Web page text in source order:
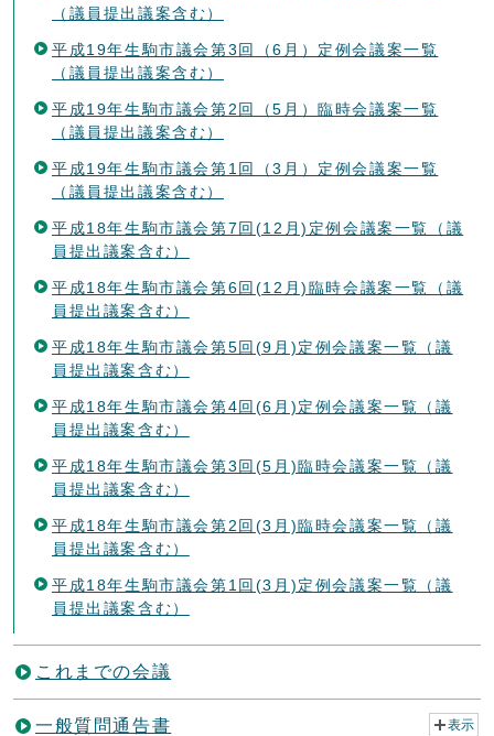
（議員提出議案含む）
平成19年生駒市議会第3回（6月）定例会議案一覧
（議員提出議案含む）
平成19年生駒市議会第2回（5月）臨時会議案一覧
（議員提出議案含む）
平成19年生駒市議会第1回（3月）定例会議案一覧
（議員提出議案含む）
平成18年生駒市議会第7回(12月)定例会議案一覧（議
員提出議案含む）
平成18年生駒市議会第6回(12月)臨時会議案一覧（議
員提出議案含む）
平成18年生駒市議会第5回(9月)定例会議案一覧（議
員提出議案含む）
平成18年生駒市議会第4回(6月)定例会議案一覧（議
員提出議案含む）
平成18年生駒市議会第3回(5月)臨時会議案一覧（議
員提出議案含む）
平成18年生駒市議会第2回(3月)臨時会議案一覧（議
員提出議案含む）
平成18年生駒市議会第1回(3月)定例会議案一覧（議
員提出議案含む）
これまでの会議
一般質問通告書 表示